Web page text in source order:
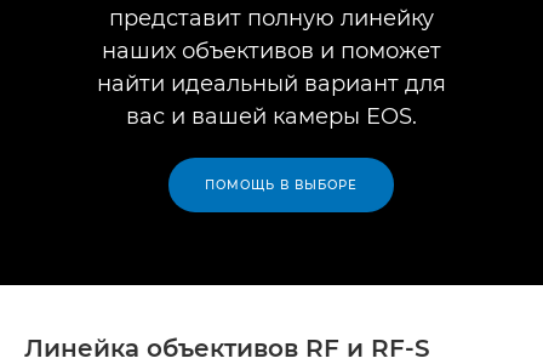
представит полную линейку
наших объективов и поможет
найти идеальный вариант для
вас и вашей камеры EOS.
ПОМОЩЬ В ВЫБОРЕ
Линейка объективов RF и RF-S